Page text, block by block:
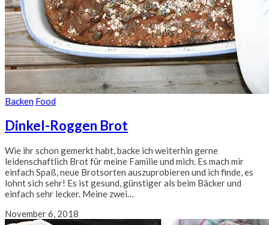
Backen Food
Dinkel-Roggen Brot
Wie ihr schon gemerkt habt, backe ich weiterhin gerne
leidenschaftlich Brot für meine Familie und mich. Es mach mir
einfach Spaß, neue Brotsorten auszuprobieren und ich finde, es
lohnt sich sehr! Es ist gesund, günstiger als beim Bäcker und
einfach sehr lecker. Meine zwei…
November 6, 2018